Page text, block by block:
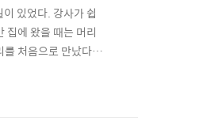
있었다. 강사가 쉽
집에 왔을 때는 머리
처음으로 만났다.
귀에 쏙쏙 들어왔